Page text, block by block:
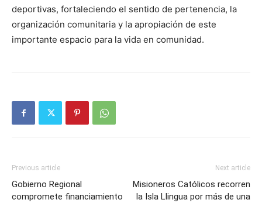
deportivas, fortaleciendo el sentido de pertenencia, la
organización comunitaria y la apropiación de este
importante espacio para la vida en comunidad.
Previous article
Gobierno Regional
compromete financiamiento
Next article
Misioneros Católicos recorren
la Isla Llingua por más de una